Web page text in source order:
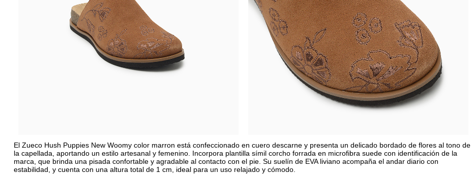
El Zueco Hush Puppies New Woomy color marron está confeccionado en cuero descarne y presenta un delicado bordado de flores al tono de
la capellada, aportando un estilo artesanal y femenino. Incorpora plantilla símil corcho forrada en microfibra suede con identificación de la
marca, que brinda una pisada confortable y agradable al contacto con el pie. Su suelín de EVA liviano acompaña el andar diario con
estabilidad, y cuenta con una altura total de 1 cm, ideal para un uso relajado y cómodo.